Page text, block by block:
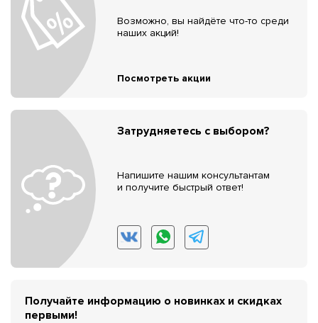
Возможно, вы найдёте что-то среди
наших акций!
Посмотреть акции
Затрудняетесь с выбором?
Напишите нашим консультантам
и получите быстрый ответ!
Получайте информацию о новинках и скидках
первыми!